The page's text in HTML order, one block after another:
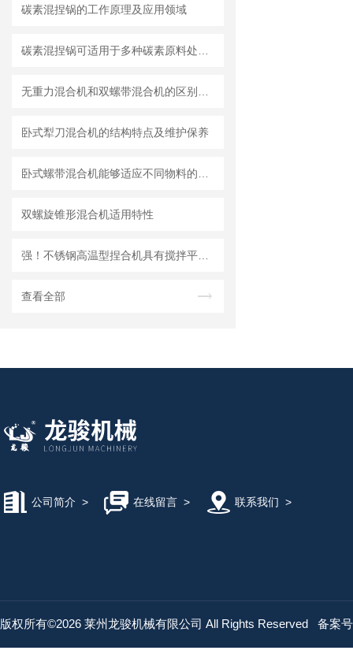
碳素混捏锅的工作原理及应用领域
卧式犁刀混合机的结构特点及维护保养
双螺旋锥形混合机适用特性
查看全部
公司简介 > 在线留言> 联系我们 >
版权所有©2026 莱州龙骏机械有限公司 All Rights Reserved 备案